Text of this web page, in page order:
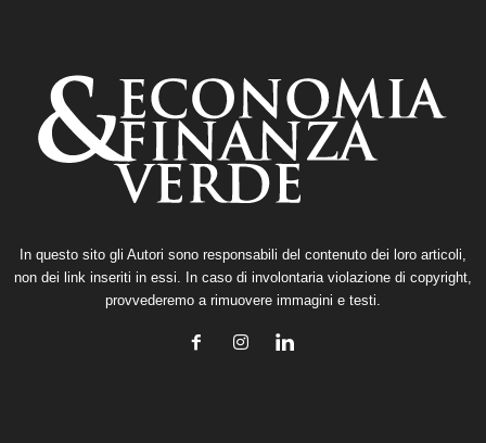
In questo sito gli Autori sono responsabili del contenuto dei loro articoli,
non dei link inseriti in essi. In caso di involontaria violazione di copyright,
provvederemo a rimuovere immagini e testi.